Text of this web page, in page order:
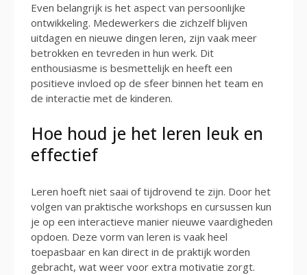
Even belangrijk is het aspect van persoonlijke
ontwikkeling. Medewerkers die zichzelf blijven
uitdagen en nieuwe dingen leren, zijn vaak meer
betrokken en tevreden in hun werk. Dit
enthousiasme is besmettelijk en heeft een
positieve invloed op de sfeer binnen het team en
de interactie met de kinderen.
Hoe houd je het leren leuk en
effectief
Leren hoeft niet saai of tijdrovend te zijn. Door het
volgen van praktische workshops en cursussen kun
je op een interactieve manier nieuwe vaardigheden
opdoen. Deze vorm van leren is vaak heel
toepasbaar en kan direct in de praktijk worden
gebracht, wat weer voor extra motivatie zorgt.